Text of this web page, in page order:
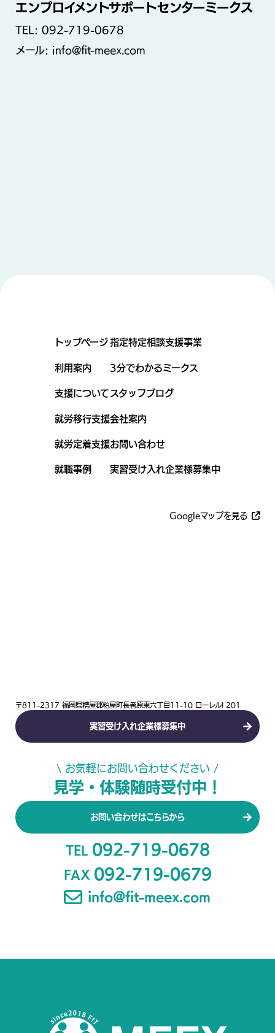
エンプロイメントサポートセンターミークス
TEL: 092-719-0678
メール: info@fit-meex.com
トップページ
利用案内
支援について
就労移行支援
就労定着支援
就職事例
指定特定相談支援事業
3分でわかるミークス
スタッフブログ
会社案内
お問い合わせ
実習受け入れ企業様募集中
Googleマップを見る
〒811-2317 福岡県糟屋郡粕屋町長者原東六丁目11-10 ローレルI 201
実習受け入れ企業様募集中
\ お気軽にお問い合わせください /
見学・体験随時受付中！
お問い合わせはこちらから
TEL 092-719-0678
FAX 092-719-0679
info@fit-meex.com